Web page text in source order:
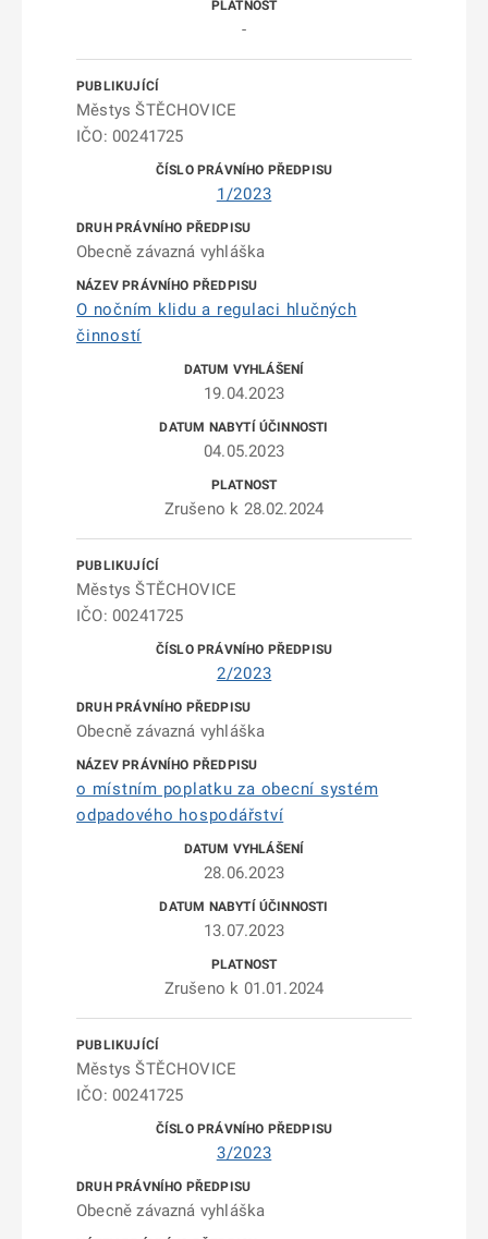
-
Městys ŠTĚCHOVICE
IČO: 00241725
1/2023
Obecně závazná vyhláška
O nočním klidu a regulaci hlučných
činností
19.04.2023
04.05.2023
Zrušeno k 28.02.2024
Městys ŠTĚCHOVICE
IČO: 00241725
2/2023
Obecně závazná vyhláška
o místním poplatku za obecní systém
odpadového hospodářství
28.06.2023
13.07.2023
Zrušeno k 01.01.2024
Městys ŠTĚCHOVICE
IČO: 00241725
3/2023
Obecně závazná vyhláška